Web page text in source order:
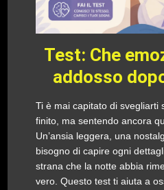
Test: Che
addosso
Ti è mai capitato di svegliarti
finito, ma sentendo ancora
Un’ansia leggera, una
bisogno di capire ogni
strana che la notte abbia
vero. Questo test ti aiuta a